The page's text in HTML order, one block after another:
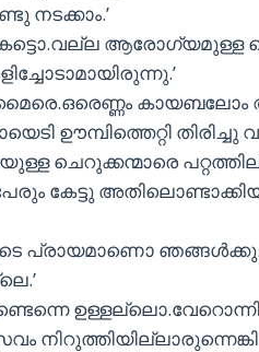
നടക്കാം.’
ആരോഗ്യമുള്ള
മൈരെ.ഒരെണ്ണം
ഊമ്പിത്തെറ്റി തിരിച്ചു
ചെറുക്കന്മാരെ
കേട്ടു
പ്രായമാണൊ
നിറുത്തിയില്ലാരുന്നെങ്കി